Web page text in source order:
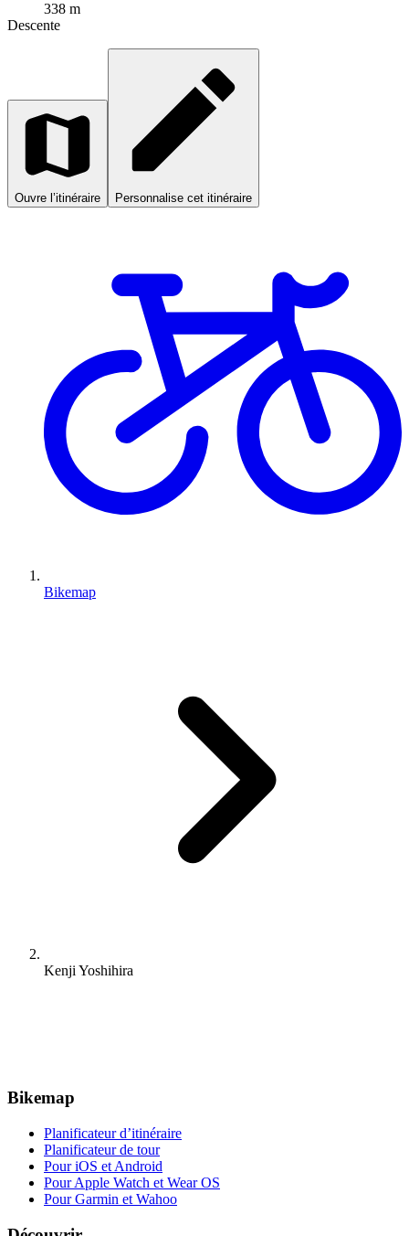
338 m
Descente
Ouvre l’itinéraire Personnalise cet itinéraire
Bikemap
Kenji Yoshihira
Bikemap
Planificateur d’itinéraire
Planificateur de tour
Pour iOS et Android
Pour Apple Watch et Wear OS
Pour Garmin et Wahoo